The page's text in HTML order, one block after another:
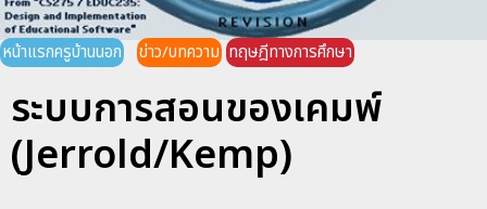
หน้าแรกครูบ้านนอก ข่าว/บทความ ทฤษฎีทางการศึกษา
ระบบการสอนของเคมพ์
(Jerrold/Kemp)